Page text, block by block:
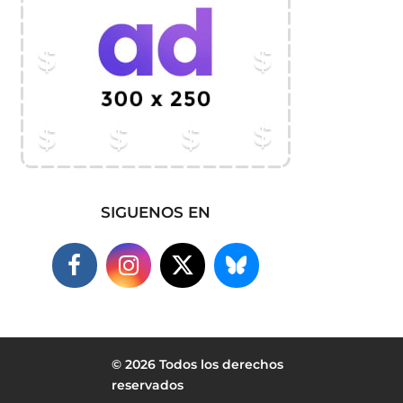
SIGUENOS EN
© 2026 Todos los derechos
reservados